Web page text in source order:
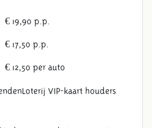
€ 19,90 p.p.
€ 17,50 p.p.
€ 12,50 per auto
VIP-kaart houders